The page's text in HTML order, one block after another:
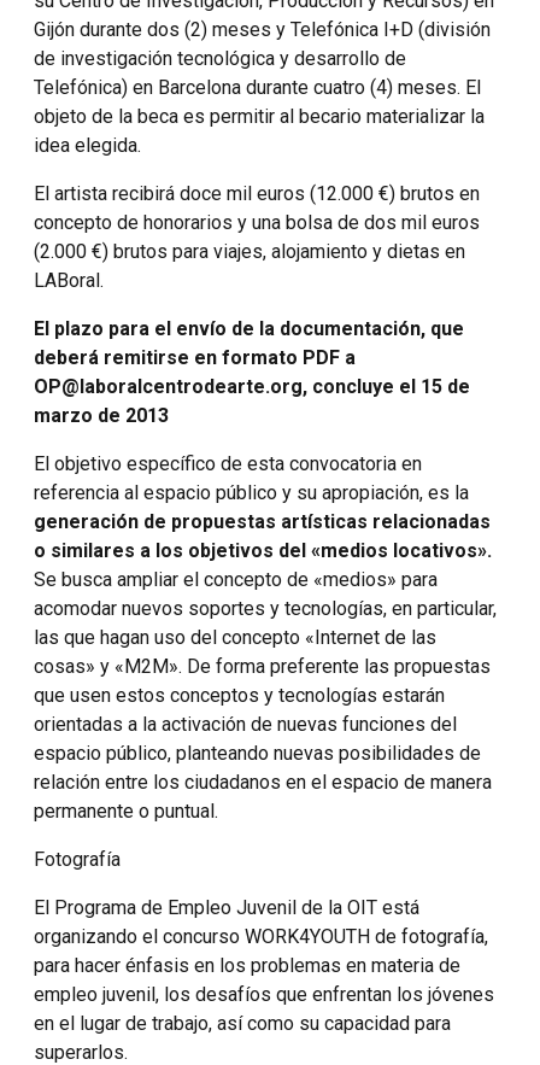
Gijón durante dos (2) meses y Telefónica I+D (división
de investigación tecnológica y desarrollo de
Telefónica) en Barcelona durante cuatro (4) meses. El
objeto de la beca es permitir al becario materializar la
idea elegida.
El artista recibirá doce mil euros (12.000 €) brutos en
concepto de honorarios y una bolsa de dos mil euros
(2.000 €) brutos para viajes, alojamiento y dietas en
LABoral.
El plazo para el envío de la documentación, que
deberá remitirse en formato PDF a
OP@laboralcentrodearte.org, concluye el 15 de
marzo de 2013
El objetivo específico de esta convocatoria en
referencia al espacio público y su apropiación, es la
generación de propuestas artísticas relacionadas
o similares a los objetivos del «medios locativos».
Se busca ampliar el concepto de «medios» para
acomodar nuevos soportes y tecnologías, en particular,
las que hagan uso del concepto «Internet de las
cosas» y «M2M». De forma preferente las propuestas
que usen estos conceptos y tecnologías estarán
orientadas a la activación de nuevas funciones del
espacio público, planteando nuevas posibilidades de
relación entre los ciudadanos en el espacio de manera
permanente o puntual.
Fotografía
El Programa de Empleo Juvenil de la OIT está
organizando el concurso WORK4YOUTH de fotografía,
para hacer énfasis en los problemas en materia de
empleo juvenil, los desafíos que enfrentan los jóvenes
en el lugar de trabajo, así como su capacidad para
superarlos.